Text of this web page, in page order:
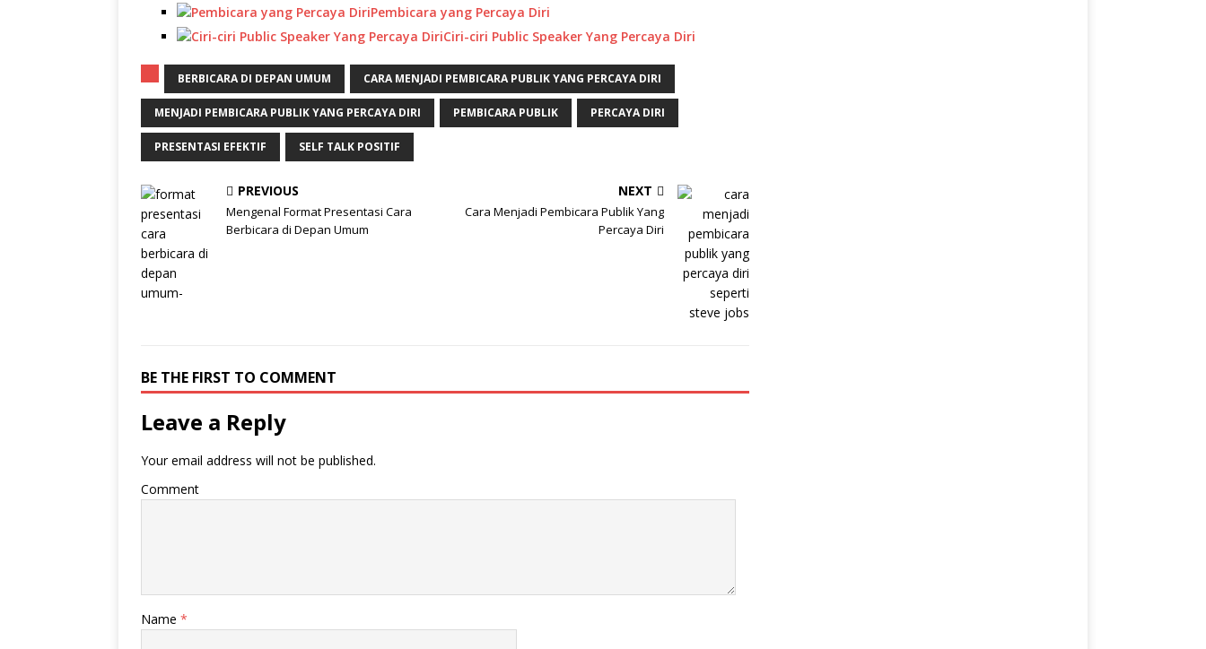
Pembicara yang Percaya Diri
Ciri-ciri Public Speaker Yang Percaya Diri
BERBICARA DI DEPAN UMUM CARA MENJADI PEMBICARA PUBLIK YANG PERCAYA DIRI
MENJADI PEMBICARA PUBLIK YANG PERCAYA DIRI PEMBICARA PUBLIK PERCAYA DIRI
PRESENTASI EFEKTIF SELF TALK POSITIF
PREVIOUS
Mengenal Format Presentasi Cara
Berbicara di Depan Umum
NEXT
Cara Menjadi Pembicara Publik Yang
Percaya Diri
BE THE FIRST TO COMMENT
Leave a Reply
Your email address will not be published.
Comment
Name *